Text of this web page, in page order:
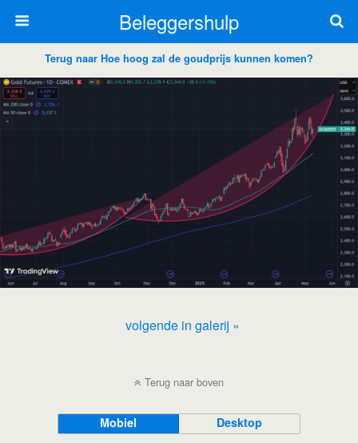
Beleggershulp
Terug naar Hoe hoog zal de goudprijs kunnen komen?
volgende in galerij »
Terug naar boven
Mobiel Desktop